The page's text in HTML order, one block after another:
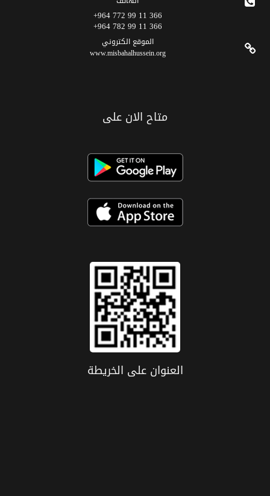
366 11 99 772 964+
366 11 99 782 964+
الموقع الکتروني
www.misbahalhussein.org
متاح الان على
العنوان علی الخریطة